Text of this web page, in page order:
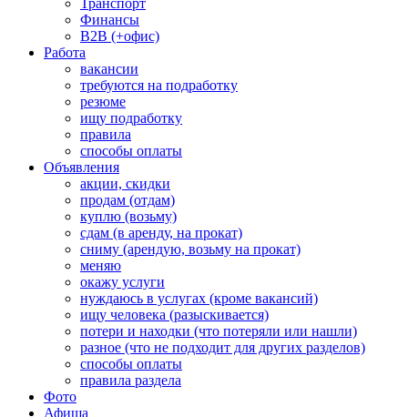
Транспорт
Финансы
B2B (+офис)
Работа
вакансии
требуются на подработку
резюме
ищу подработку
правила
способы оплаты
Объявления
акции, скидки
продам (отдам)
куплю (возьму)
сдам (в аренду, на прокат)
сниму (арендую, возьму на прокат)
меняю
окажу услуги
нуждаюсь в услугах (кроме вакансий)
ищу человека (разыскивается)
потери и находки (что потеряли или нашли)
разное (что не подходит для других разделов)
способы оплаты
правила раздела
Фото
Афиша